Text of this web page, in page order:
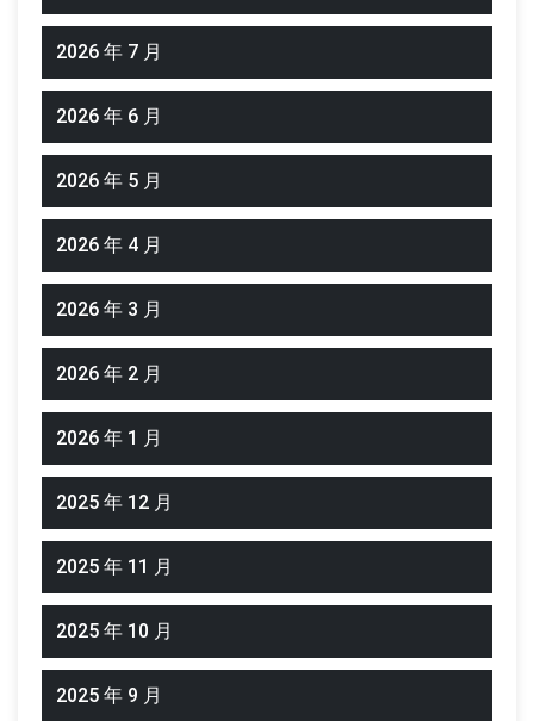
2026 年 7 月
2026 年 6 月
2026 年 5 月
2026 年 4 月
2026 年 3 月
2026 年 2 月
2026 年 1 月
2025 年 12 月
2025 年 11 月
2025 年 10 月
2025 年 9 月